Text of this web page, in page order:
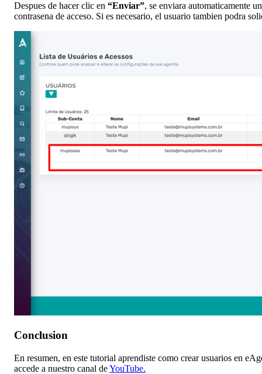
Despues de hacer clic en “Enviar”, se enviara automaticamente
contrasena de acceso. Si es necesario, el usuario tambien podra
Conclusion
En resumen, en este tutorial aprendiste como crear usuarios en
accede a nuestro canal deYouTube.